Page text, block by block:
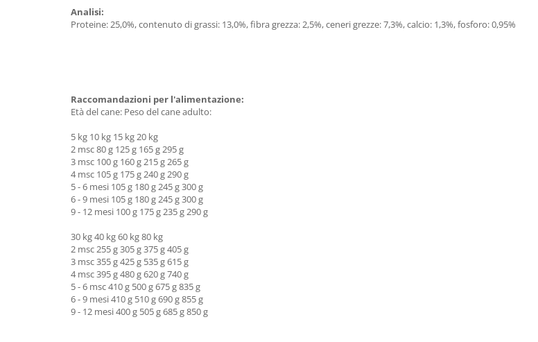
Analisi:
Proteine: 25,0%, contenuto di grassi: 13,0%, fibra grezza: 2,5%, ceneri grezze: 7,3%, calcio: 1,3%, fosforo: 0,95%
Raccomandazioni per l'alimentazione:
Età del cane: Peso del cane adulto:
5 kg 10 kg 15 kg 20 kg
2 msc 80 g 125 g 165 g 295 g
3 msc 100 g 160 g 215 g 265 g
4 msc 105 g 175 g 240 g 290 g
5 - 6 mesi 105 g 180 g 245 g 300 g
6 - 9 mesi 105 g 180 g 245 g 300 g
9 - 12 mesi 100 g 175 g 235 g 290 g
30 kg 40 kg 60 kg 80 kg
2 msc 255 g 305 g 375 g 405 g
3 msc 355 g 425 g 535 g 615 g
4 msc 395 g 480 g 620 g 740 g
5 - 6 msc 410 g 500 g 675 g 835 g
6 - 9 mesi 410 g 510 g 690 g 855 g
9 - 12 mesi 400 g 505 g 685 g 850 g